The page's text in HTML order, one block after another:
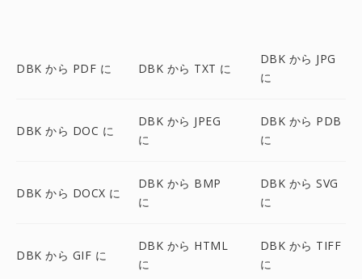
DBK から PDF に DBK から TXT に
DBK から JPG
に
DBK から DOC に
DBK から JPEG
に
DBK から PDB
に
DBK から DOCX に
DBK から BMP
に
DBK から SVG
に
DBK から GIF に
DBK から HTML
に
DBK から TIFF
に